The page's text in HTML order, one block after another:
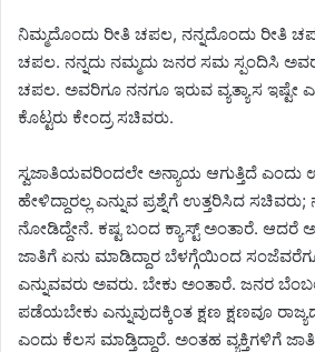
ನಿಮ್ಮದೊಂದು ರೀತಿ‌ ಚಪಲ, ನನ್ನದೊಂದು ರೀತಿ
ಚಪಲ. ನನ್ನದು ನಮ್ಮದು ಜನರ ಸಮ ಸ್ಪಂದಿಸಿ
ಚಪಲ. ಅವರಿಗೂ ನನಗೂ ಇರುವ ವ್ಯತ್ಯಾಸ ಇಷ್ಟೇ
ಕೊಟ್ಟರು ಕೇಂದ್ರ ಸಚಿವರು.
ಸ್ವಜಾತಿಯವರಿಂದಲೇ‌ ಅನ್ಯಾಯ ಆಗುತ್ತಿದೆ ಎಂದು
ಹೇಳಿದ್ದಾರಲ್ಲ ಎನ್ನುವ ಪ್ರಶ್ನೆಗೆ ಉತ್ತರಿಸಿದ
ನೋಡಿದ್ದೇನೆ. ಕಷ್ಟ ಬಂದ ಕ್ಯಾಸ್ಟ್ ಅಂತಾರೆ. ಆದರೆ
ಜಾತಿಗೆ ಏನು ಮಾಡಿದ್ದಾರ ಬೆಳಗ್ಗೆಯಿಂದ
ಎನ್ನುವವರು ಅವರು. ಬೇಕು ಅಂತಾರೆ. ಜನರ
ಪಡೆಯಬೇಕು ಎನ್ನುವುದಕ್ಕಿಂತ ಕ್ಷಣ ಕ್ಷಣವೂ
ಎಂದು ಕೆಲಸ ಮಾಡ್ತಿದ್ದಾರೆ. ಅಂತಹ ವ್ಯಕ್ತಿಗಳಿಗೆ